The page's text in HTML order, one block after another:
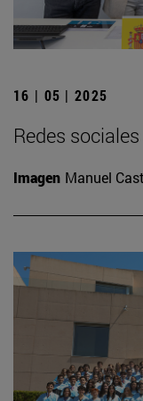
16 | 05 | 2025
Redes
Imagen Manuel